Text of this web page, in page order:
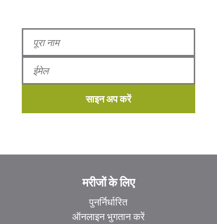
साइन अप करें
मरीजों के लिए
पुनर्निर्धारित
ऑनलाइन भुगतान करें